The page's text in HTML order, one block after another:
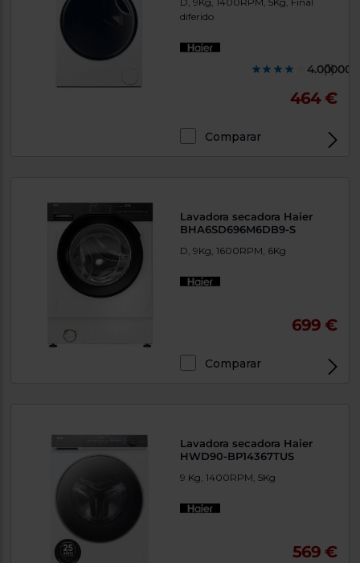
diferido
(1)
464 €
Comparar
Lavadora secadora Haier
BHA6SD696M6DB9-S
D, 9Kg, 1600RPM, 6Kg
699 €
Comparar
Lavadora secadora Haier
HWD90-BP14367TUS
9 Kg, 1400RPM, 5Kg
569 €